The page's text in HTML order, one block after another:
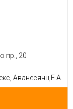
пр., 20
Аванесянц Е.А.